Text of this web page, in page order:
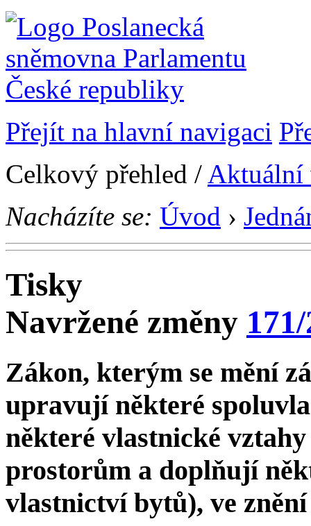
Přejít na hlavní navigaci
Celkový přehled / Aktuální
Nacházíte se: Úvod ›
Tisky
Navržené změny
Zákon, kterým se mění
upravují některé
některé vlastnické
prostorům a doplňují
vlastnictví bytů), ve